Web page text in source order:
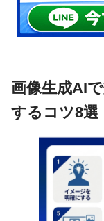
画像生成AI
するコツ8選